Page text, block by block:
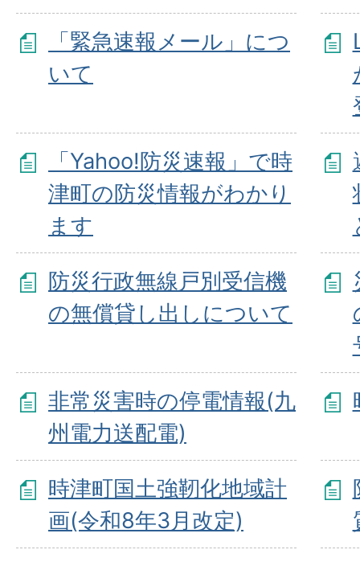
「緊急速報メール」につ
いて
「Yahoo!防災速報」で時
津町の防災情報がわかり
ます
防災行政無線戸別受信機
の無償貸し出しについて
非常災害時の停電情報(九
州電力送配電)
時津町国土強靭化地域計
画(令和8年3月改定)